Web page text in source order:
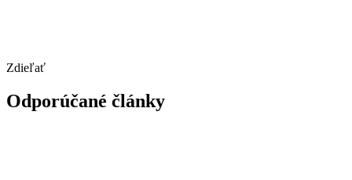
Zdieľať
Odporúčané články